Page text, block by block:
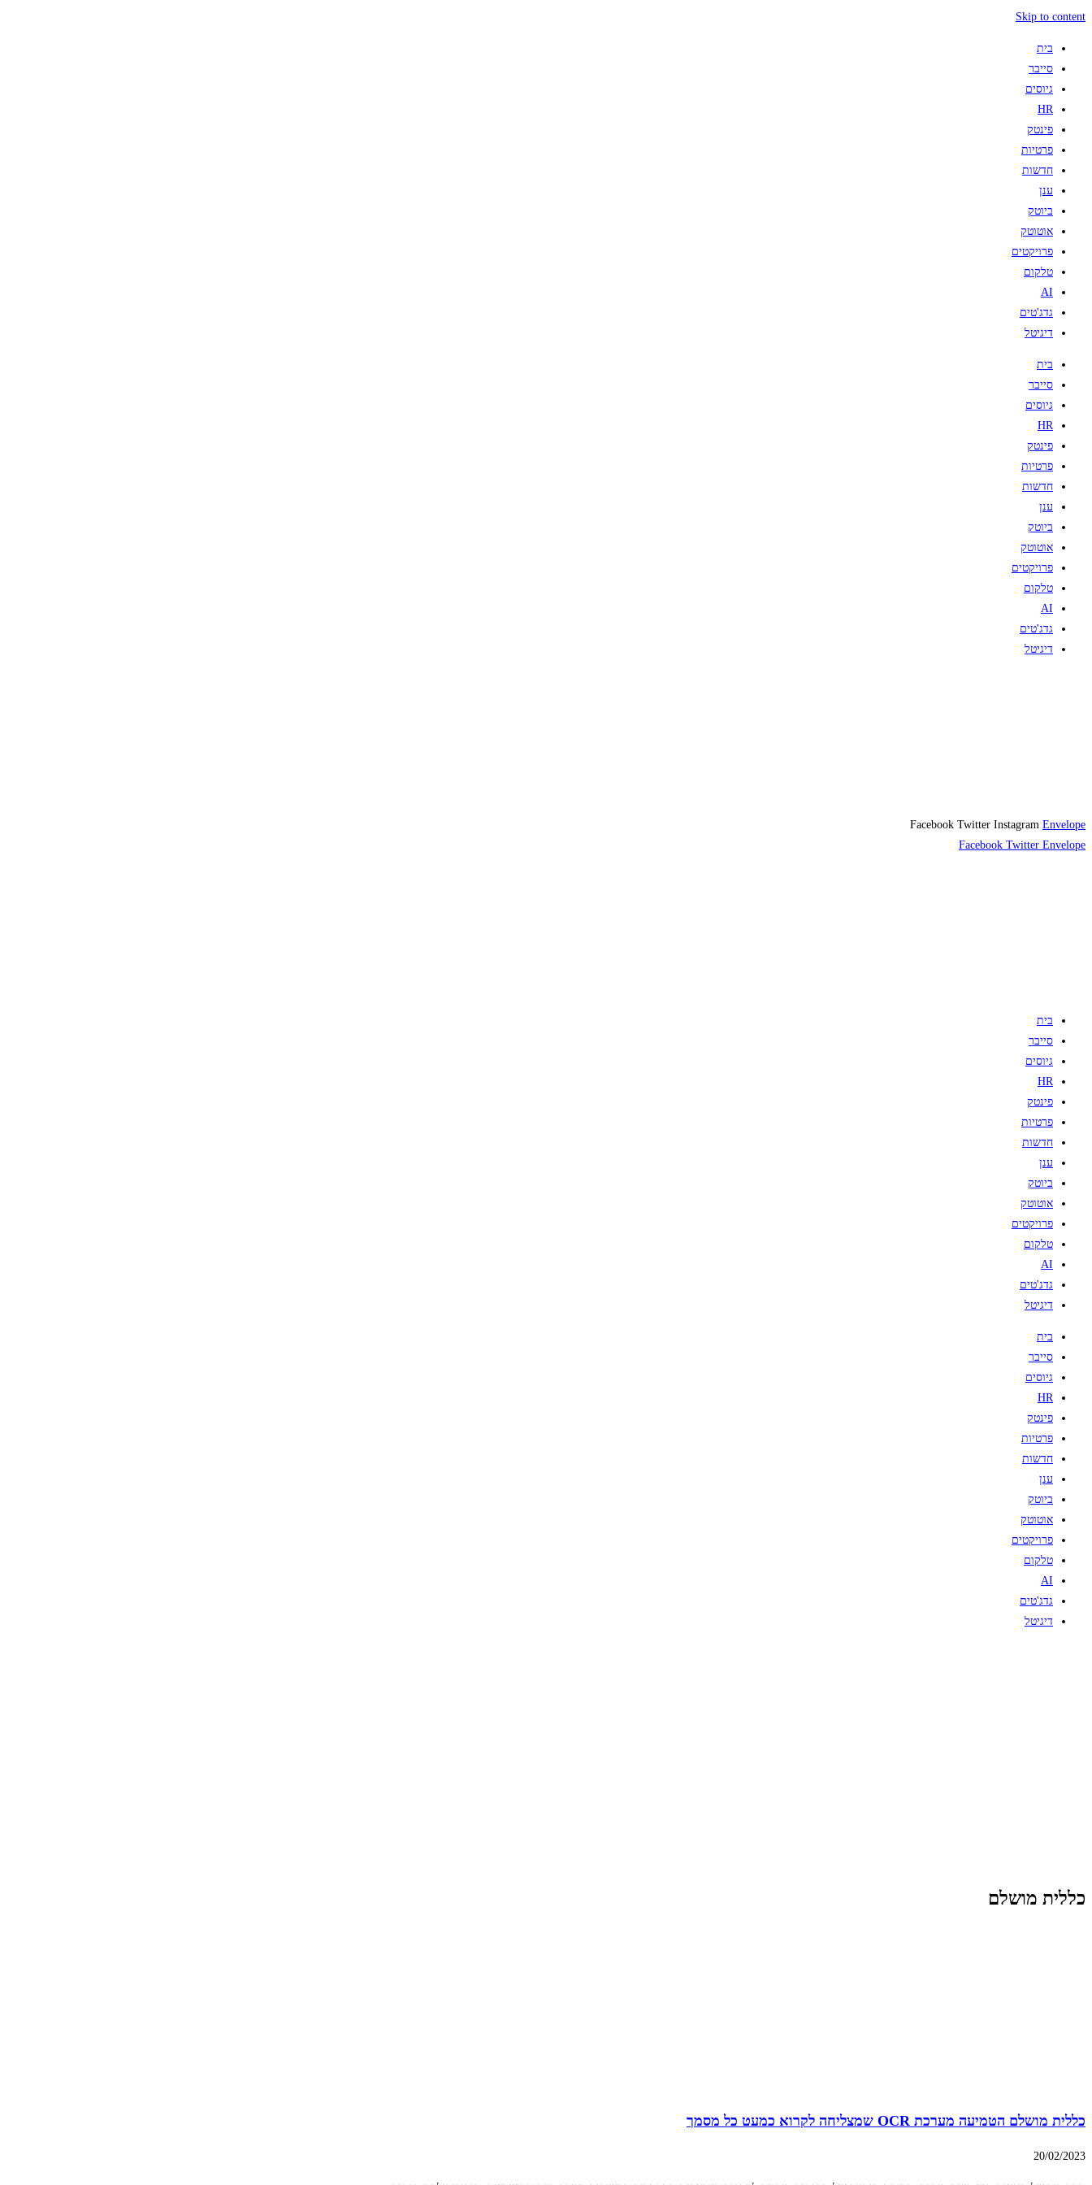
Skip to content
בית
סייבר
גיוסים
HR
פינטק
פרטיות
חדשות
ענן
ביוטק
אוטוטק
פרויקטים
טלקום
AI
גדג'טים
דיגיטל
בית
סייבר
גיוסים
HR
פינטק
פרטיות
חדשות
ענן
ביוטק
אוטוטק
פרויקטים
טלקום
AI
גדג'טים
דיגיטל
Facebook Twitter Instagram Envelope
Facebook Twitter Envelope
בית
סייבר
גיוסים
HR
פינטק
פרטיות
חדשות
ענן
ביוטק
אוטוטק
פרויקטים
טלקום
AI
גדג'טים
דיגיטל
בית
סייבר
גיוסים
HR
פינטק
פרטיות
חדשות
ענן
ביוטק
אוטוטק
פרויקטים
טלקום
AI
גדג'טים
דיגיטל
כללית מושלם
כללית מושלם הטמיעה מערכת OCR שמצליחה לקרוא כמעט כל מסמך
20/02/2023